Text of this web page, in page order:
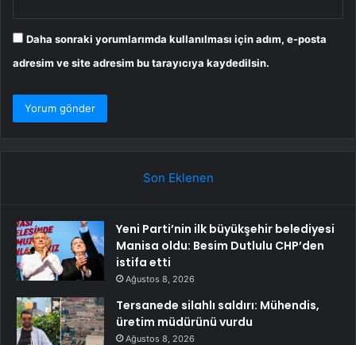
Daha sonraki yorumlarımda kullanılması için adım, e-posta
adresim ve site adresim bu tarayıcıya kaydedilsin.
Son Eklenen
Yeni Parti’nin ilk büyükşehir belediyesi
Manisa oldu: Besim Dutlulu CHP’den
istifa etti
Ağustos 8, 2026
Tersanede silahlı saldırı: Mühendis,
üretim müdürünü vurdu
Ağustos 8, 2026